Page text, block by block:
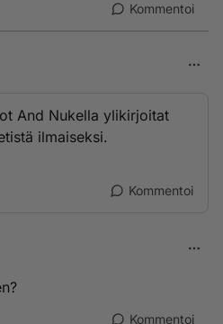
Kommentoi
And Nukella ylikirjoitat
ilmaiseksi.
Kommentoi
Kommentoi